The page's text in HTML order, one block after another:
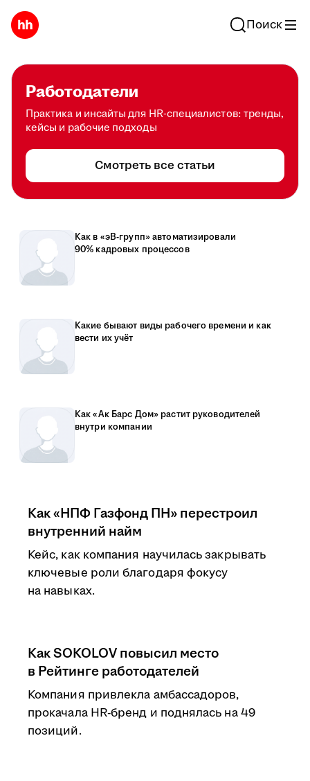
Поиск
Работодатели
Практика и инсайты для HR-специалистов: тренды,
кейсы и рабочие подходы
Смотреть все статьи
Как в «эВ-групп» автоматизировали
90% кадровых процессов
Какие бывают виды рабочего времени и как
вести их учёт
Как «Ак Барс Дом» растит руководителей
внутри компании
Как «НПФ Газфонд ПН» перестроил
внутренний найм
Кейс, как компания научилась закрывать
ключевые роли благодаря фокусу
на навыках.
Как SOKOLOV повысил место
в Рейтинге работодателей
Компания привлекла амбассадоров,
прокачала HR-бренд и поднялась на 49
позиций.